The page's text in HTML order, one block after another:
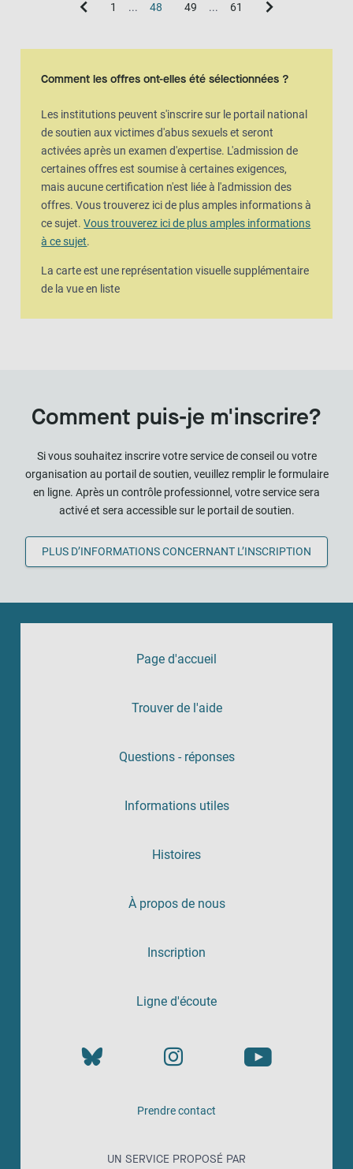
1 ... 48 49 ... 61
Vue de la carte
Comment les offres ont-elles été sélectionnées ?
Les institutions peuvent s'inscrire sur le portail national
de soutien aux victimes d'abus sexuels et seront
activées après un examen d'expertise. L'admission de
certaines offres est soumise à certaines exigences,
mais aucune certification n'est liée à l'admission des
offres. Vous trouverez ici de plus amples informations à
ce sujet.Vous trouverez ici de plus amples informations
à ce sujet.
La carte est une représentation visuelle supplémentaire
de la vue en liste
Comment puis-je m'inscrire?
Si vous souhaitez inscrire votre service de conseil ou votre
organisation au portail de soutien, veuillez remplir le formulaire
en ligne. Après un contrôle professionnel, votre service sera
activé et sera accessible sur le portail de soutien.
PLUS D’INFORMATIONS CONCERNANT L’INSCRIPTION
Page d'accueil
Trouver de l'aide
Questions - réponses
Informations utiles
Histoires
À propos de nous
Inscription
Ligne d'écoute
Prendre contact
UN SERVICE PROPOSÉ PAR